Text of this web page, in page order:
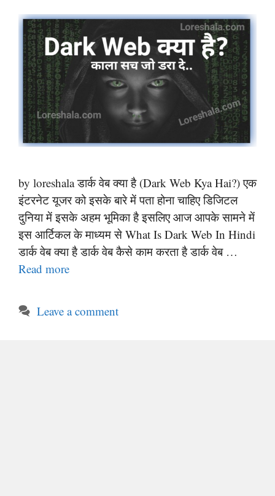
by loreshala डार्क वेब क्या है (Dark Web Kya Hai?) एक
इंटरनेट यूजर को इसके बारे में पता होना चाहिए डिजिटल
दुनिया में इसके अहम भूमिका है इसलिए आज आपके सामने में
इस आर्टिकल के माध्यम से What Is Dark Web In Hindi
डार्क वेब क्या है डार्क वेब कैसे काम करता है डार्क वेब …
Read more
Leave a comment